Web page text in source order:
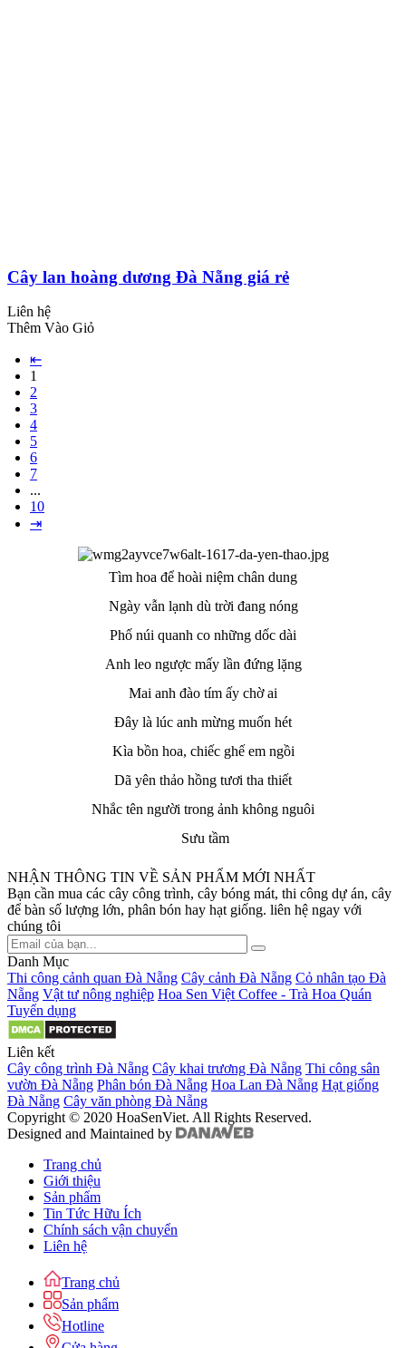
Cây lan hoàng dương Đà Nẵng giá rẻ
Liên hệ
Thêm Vào Giỏ
⇤
1
2
3
4
5
6
7
...
10
⇥
Tìm hoa để hoài niệm chân dung
Ngày vẫn lạnh dù trời đang nóng
Phố núi quanh co những dốc dài
Anh leo ngược mấy lần đứng lặng
Mai anh đào tím ấy chờ ai
Đây là lúc anh mừng muốn hét
Kìa bồn hoa, chiếc ghế em ngồi
Dã yên thảo hồng tươi tha thiết
Nhắc tên người trong ảnh không nguôi
Sưu tầm
NHẬN THÔNG TIN VỀ SẢN PHẨM MỚI NHẤT
Bạn cần mua các cây công trình, cây bóng mát, thi công dự án, cây
để bàn số lượng lớn, phân bón hay hạt giống. liên hệ ngay với
chúng tôi
Danh Mục
Thi công cảnh quan Đà Nẵng Cây cảnh Đà Nẵng Cỏ nhân tạo Đà
Nẵng Vật tư nông nghiệp Hoa Sen Việt Coffee - Trà Hoa Quán
Tuyển dụng
Liên kết
Cây công trình Đà Nẵng Cây khai trương Đà Nẵng Thi công sân
vườn Đà Nẵng Phân bón Đà Nẵng Hoa Lan Đà Nẵng Hạt giống
Đà Nẵng Cây văn phòng Đà Nẵng
Copyright © 2020 HoaSenViet. All Rights Reserved.
Designed and Maintained by
Trang chủ
Giới thiệu
Sản phẩm
Tin Tức Hữu Ích
Chính sách vận chuyển
Liên hệ
Trang chủ
Sản phẩm
Hotline